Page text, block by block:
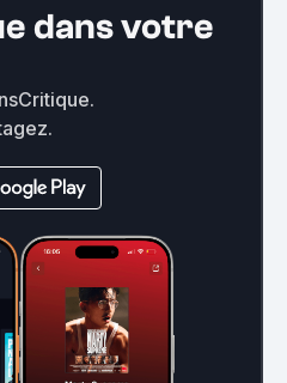
dans votre